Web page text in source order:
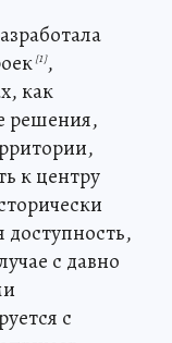
[1],
как
решения,
к центру
с давно
с